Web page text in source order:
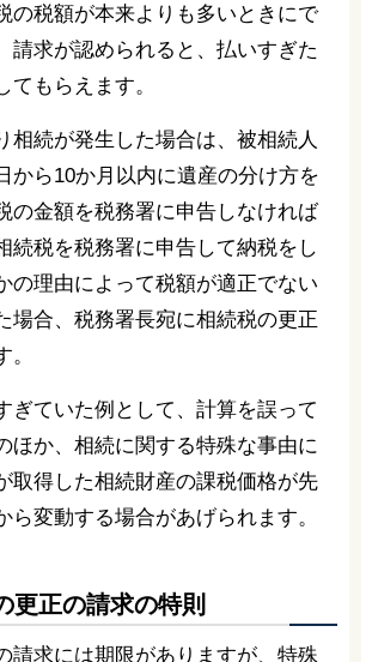
の税額が本来よりも多いときにで
請求が認められると、払いすぎた
てもらえます。
相続が発生した場合は、被相続人
から10か月以内に遺産の分け方を
の金額を税務署に申告しなければ
続税を税務署に申告して納税をし
の理由によって税額が適正でない
場合、税務署長宛に相続税の更正
ぎていた例として、計算を誤って
ほか、相続に関する特殊な事由に
取得した相続財産の課税価格が先
ら変動する場合があげられます。
更正の請求の特則
請求には期限がありますが、特殊